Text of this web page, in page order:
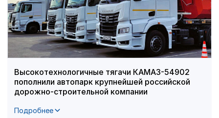
Высокотехнологичные тягачи КАМАЗ-54902
пополнили автопарк крупнейшей российской
дорожно-строительной компании
Подробнее